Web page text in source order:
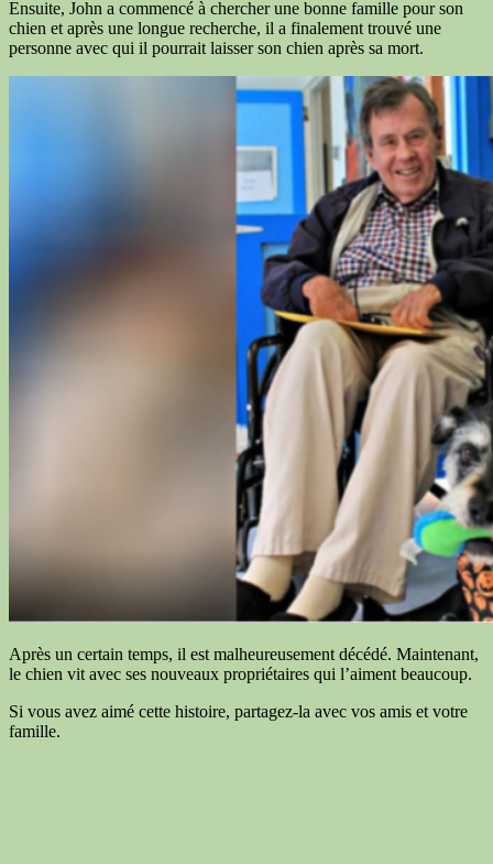
Ensuite, John a commencé à chercher une bonne famille pour son
chien et après une longue recherche, il a finalement trouvé une
personne avec qui il pourrait laisser son chien après sa mort.
Après un certain temps, il est malheureusement décédé. Maintenant,
le chien vit avec ses nouveaux propriétaires qui l’aiment beaucoup.
Si vous avez aimé cette histoire, partagez-la avec vos amis et votre
famille.